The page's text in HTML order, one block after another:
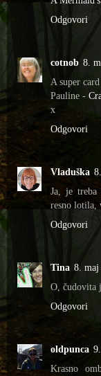
Odgovori
cotnob 8.
A super
Pauline -
x
Odgovori
Vladuška
Ja, je
resno lotila,
Odgovori
Tina 8. maj
O, čudovita
Odgovori
oldpunca
Krasno